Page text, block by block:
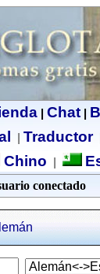
| Chat|
Traductor
Chino
conectado